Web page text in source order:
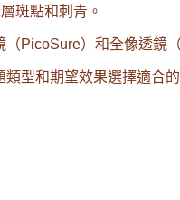
斑點和刺青。
（PicoSure）和全像透鏡
型和期望效果選擇適合的